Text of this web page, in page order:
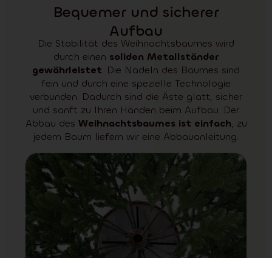
Bequemer und sicherer
Aufbau
Die Stabilität des Weihnachtsbaumes wird
durch einen soliden Metallständer
gewährleistet. Die Nadeln des Baumes sind
fein und durch eine spezielle Technologie
verbunden. Dadurch sind die Äste glatt, sicher
und sanft zu Ihren Händen beim Aufbau. Der
Abbau des Weihnachtsbaumes ist einfach, zu
jedem Baum liefern wir eine Abbauanleitung.